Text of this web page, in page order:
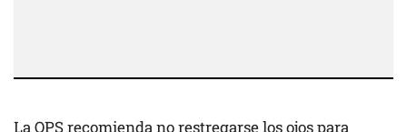
La OPS recomienda no restregarse los ojos para